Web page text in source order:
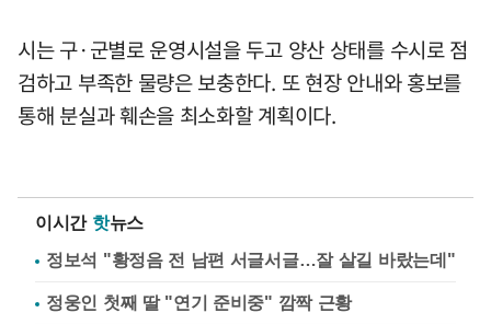
시는 구·군별로 운영시설을 두고 양산 상태를 수시로 점
검하고 부족한 물량은 보충한다. 또 현장 안내와 홍보를
통해 분실과 훼손을 최소화할 계획이다.
이시간 핫뉴스
정보석 "황정음 전 남편 서글서글…잘 살길 바랐는데"
정웅인 첫째 딸 "연기 준비중" 깜짝 근황